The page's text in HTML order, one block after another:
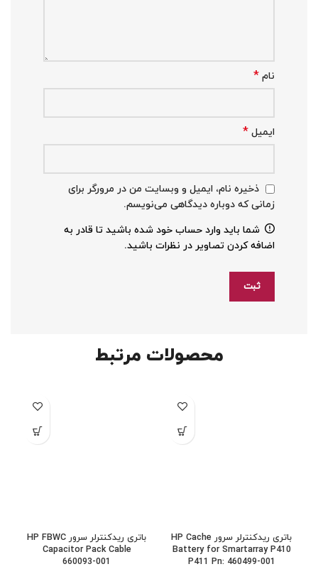
نام *
ایمیل *
ذخیره نام، ایمیل و وبسایت من در مرورگر برای
زمانی که دوباره دیدگاهی می‌نویسم.
شما باید وارد حساب خود شده باشید تا قادر به
اضافه کردن تصاویر در نظرات باشید.
محصولات مرتبط
باتری ریدکنترلر سرور HP Cache
Battery for Smartarray P410
P411 Pn: 460499-001
باتری ریدکنترلر سرور HP FBWC
Capacitor Pack Cable
660093-001